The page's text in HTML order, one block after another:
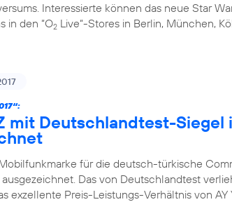
Interessierte können das neue Star
in den “O2 Live“-Stores in Berlin, München,
mit Deutschlandtest-Siegel
für die deutsch-türkische
ausgezeichnet. Das von Deutschlandtest
exzellente Preis-Leistungs-Verhältnis von AY